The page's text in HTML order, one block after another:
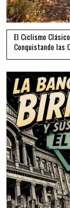
El Ciclismo
Conquistando las